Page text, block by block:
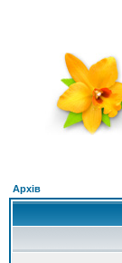
Архів